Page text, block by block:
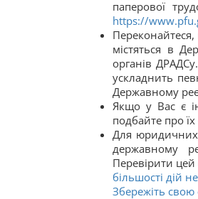
паперової
https://
містяться в
органів
ускладнить
Державному
Якщо у Вас є
подбайте про
Для юридичних
державному
Перевірити цей
більшості дій
Збережіть свою